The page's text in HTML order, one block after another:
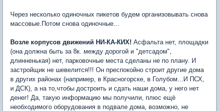
Через несколько одиночных пикетов будем организовывать снова
массовые.Потом снова одиночные...
Возле корпусов движений НИ-КА-КИХ! Асфальта нет, площадки
(она должна быть за 8к. между дорогой и "детсадом",
длинненькая) нет, парковочные места сделаны не по плану. И
застройщик не шевелится!!! Он преспокойно строит другие дома
в других районах (например, в Красногорске, в Голубом...И ПСХ,
и ДСК), а на то,чтобы достроить и сдать наши дома, у него нет
денег! Да, такую информацию мы получили, плюс ещё
необходимого оборудования в подвале дома, возможно, не